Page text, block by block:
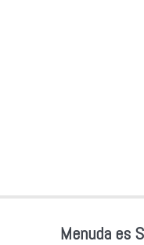
Menuda es